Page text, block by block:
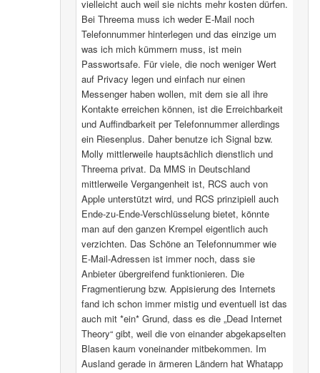
vielleicht auch weil sie nichts mehr kosten dürfen.
Bei Threema muss ich weder E-Mail noch
Telefonnummer hinterlegen und das einzige um
was ich mich kümmern muss, ist mein
Passwortsafe. Für viele, die noch weniger Wert
auf Privacy legen und einfach nur einen
Messenger haben wollen, mit dem sie all ihre
Kontakte erreichen können, ist die Erreichbarkeit
und Auffindbarkeit per Telefonnummer allerdings
ein Riesenplus. Daher benutze ich Signal bzw.
Molly mittlerweile hauptsächlich dienstlich und
Threema privat. Da MMS in Deutschland
mittlerweile Vergangenheit ist, RCS auch von
Apple unterstützt wird, und RCS prinzipiell auch
Ende-zu-Ende-Verschlüsselung bietet, könnte
man auf den ganzen Krempel eigentlich auch
verzichten. Das Schöne an Telefonnummer wie
E-Mail-Adressen ist immer noch, dass sie
Anbieter übergreifend funktionieren. Die
Fragmentierung bzw. Appisierung des Internets
fand ich schon immer mistig und eventuell ist das
auch mit *ein* Grund, dass es die „Dead Internet
Theory“ gibt, weil die von einander abgekapselten
Blasen kaum voneinander mitbekommen. Im
Ausland gerade in ärmeren Ländern hat Whatapp